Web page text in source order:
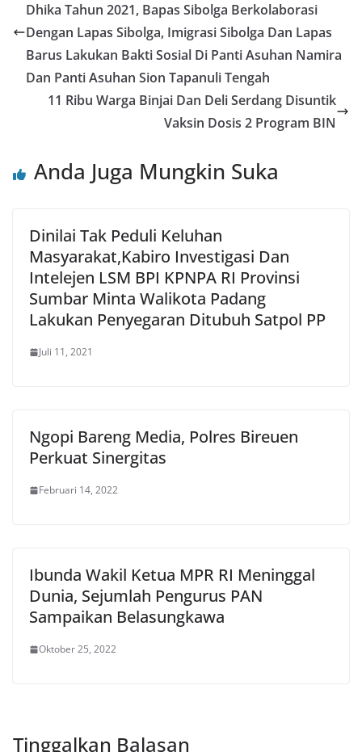
Dhika Tahun 2021, Bapas Sibolga Berkolaborasi
Dengan Lapas Sibolga, Imigrasi Sibolga Dan Lapas
Barus Lakukan Bakti Sosial Di Panti Asuhan Namira
Dan Panti Asuhan Sion Tapanuli Tengah
11 Ribu Warga Binjai Dan Deli Serdang Disuntik
Vaksin Dosis 2 Program BIN
Anda Juga Mungkin Suka
Dinilai Tak Peduli Keluhan
Masyarakat,Kabiro Investigasi Dan
Intelejen LSM BPI KPNPA RI Provinsi
Sumbar Minta Walikota Padang
Lakukan Penyegaran Ditubuh Satpol PP
Juli 11, 2021
Ngopi Bareng Media, Polres Bireuen
Perkuat Sinergitas
Februari 14, 2022
Ibunda Wakil Ketua MPR RI Meninggal
Dunia, Sejumlah Pengurus PAN
Sampaikan Belasungkawa
Oktober 25, 2022
Tinggalkan Balasan